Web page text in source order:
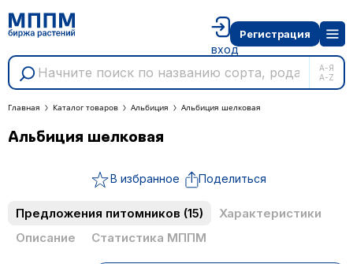
А-Я
A-Z
вход
Регистрация
Главная Каталог товаров Альбиция Альбиция шелковая
Альбиция шелковая
В избранное Поделиться
Предложения питомников (15)
Характеристики
Описание
Статистика МППМ